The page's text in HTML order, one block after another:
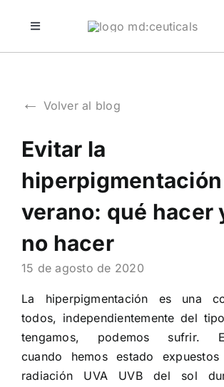
Toggle
tratamientos domiciliarios
blog
sobre md:ceuticals
contacto
← Volver al blog
Evitar la
verano: qué hacer
no hacer
15 de agosto de 2020
La hiperpigmentación es una
todos, independientemente del
tengamos, podemos sufrir.
cuando hemos estado
radiación UVA UVB del sol